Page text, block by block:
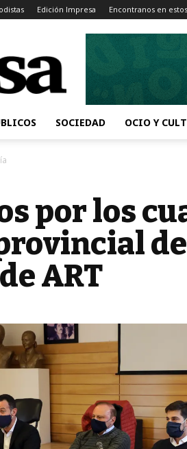
Edición Impresa Encontranos en
SOCIEDAD OCIO Y
por los
ART